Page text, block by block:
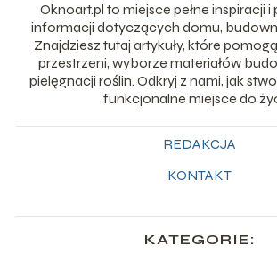
Oknoart.pl to miejsce pełne inspiracji
informacji dotyczących domu,
Znajdziesz tutaj artykuły, które
przestrzeni, wyborze materiałów
pielęgnacji roślin. Odkryj z nami, jak
funkcjonalne miejsce do
REDAKCJA
KONTAKT
KATEGORIE: